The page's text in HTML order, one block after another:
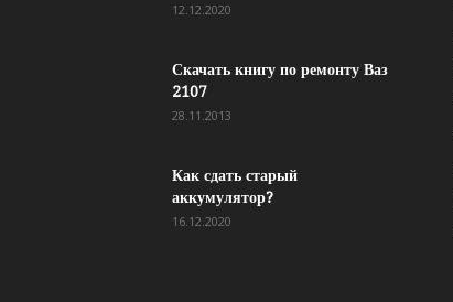
12.12.2020
Скачать книгу по ремонту Ваз
2107
28.11.2013
Как сдать старый
аккумулятор?
16.12.2020